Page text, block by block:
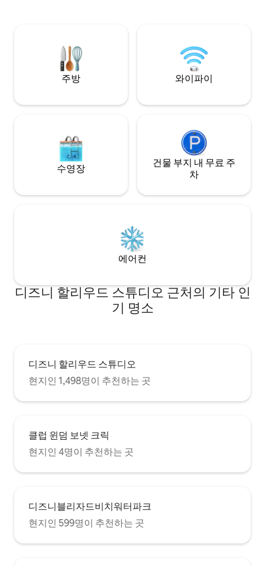
놓치지 마세요. 지금 예약하고 휴가를 200%
즐겨보세요.
주방 와이파이
수영장
건물 부지 내 무료 주
차
에어컨
디즈니 할리우드 스튜디오 근처의 기타 인
기 명소
디즈니 할리우드 스튜디오
현지인 1,498명이 추천하는 곳
클럽 윈덤 보넷 크릭
현지인 4명이 추천하는 곳
디즈니블리자드비치워터파크
현지인 599명이 추천하는 곳